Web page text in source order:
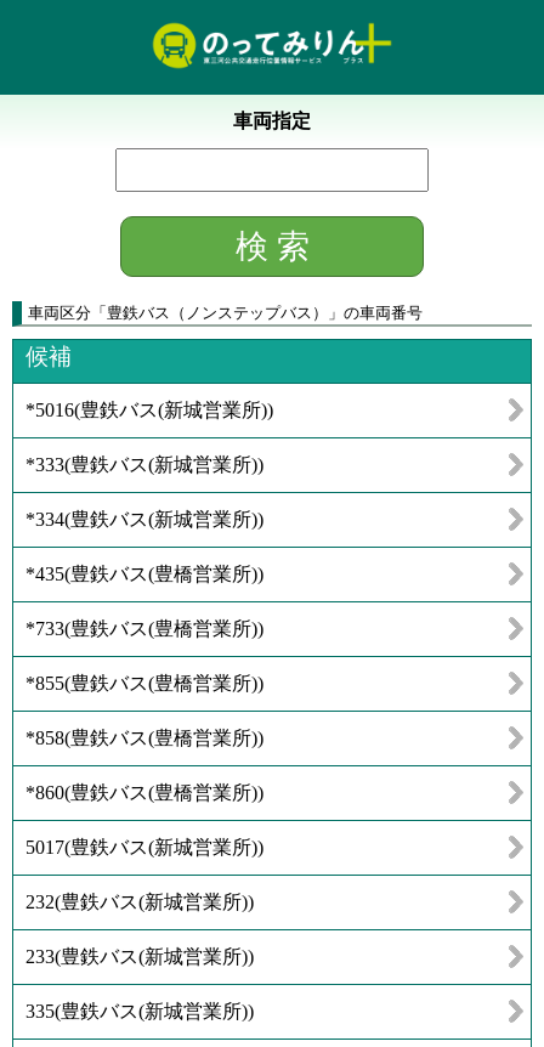
車両指定
車両区分 「 豊鉄バス（ノンステップバス） 」 の車両番号
候補
*5016(豊鉄バス(新城営業所))
*333(豊鉄バス(新城営業所))
*334(豊鉄バス(新城営業所))
*435(豊鉄バス(豊橋営業所))
*733(豊鉄バス(豊橋営業所))
*855(豊鉄バス(豊橋営業所))
*858(豊鉄バス(豊橋営業所))
*860(豊鉄バス(豊橋営業所))
5017(豊鉄バス(新城営業所))
232(豊鉄バス(新城営業所))
233(豊鉄バス(新城営業所))
335(豊鉄バス(新城営業所))